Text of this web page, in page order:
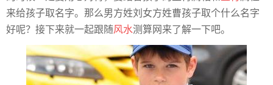
来给孩子取名字。那么男方姓刘女方姓曹孩子取个什么名字
好呢？接下来就一起跟随风水测算网来了解一下吧。